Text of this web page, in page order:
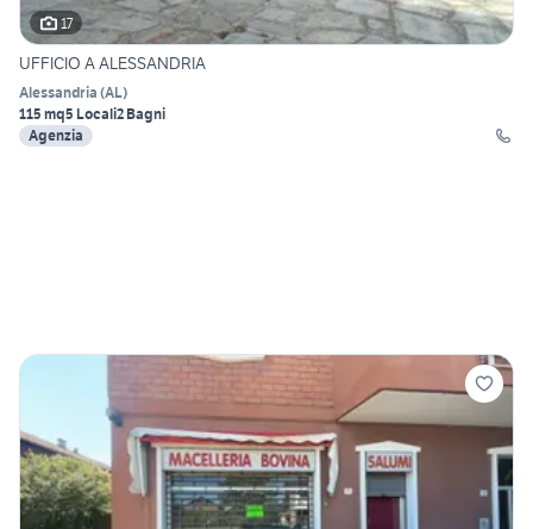
17
UFFICIO A ALESSANDRIA
Alessandria (AL)
115 mq5 Locali2 Bagni
Agenzia